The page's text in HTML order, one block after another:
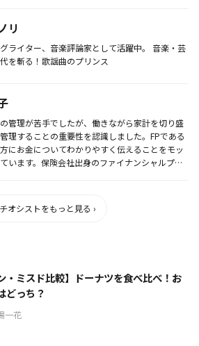
リ
ライター、音楽評論家として活躍中。 音楽・芸
を斬る！歌謡曲のプリンス
管理が苦手でしたが、働きながら家計を切り盛
理することの重要性を認識しました。FPである
にお金についてわかりやすく伝えることをモッ
います。保険会社出身のファイナンシャルプラ
オシストをもっと見る ›
・ミスド比較】ドーナツを食べ比べ！お
どっち？
一花